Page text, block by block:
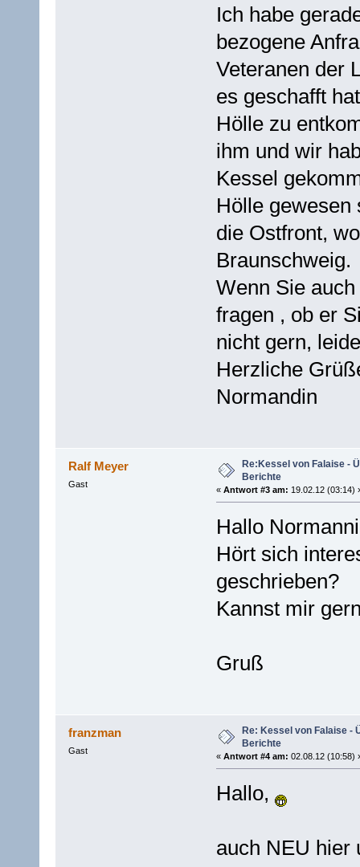
Ich habe
bezogene
Veteranen der
es geschafft
Hölle zu
ihm und wir
Kessel
Hölle
die Ostfront,
Braunschweig.
Wenn Sie
fragen , ob er
nicht gern,
Herzliche
Normandin
Ralf Meyer
Gast
Re:Kessel von Falaise -
Berichte
« Antwort #3 am: 19.02.12 (03:14)
Hallo
Hört sich
geschrieben?
Kannst mir
Gruß
franzman
Gast
Re: Kessel von Falaise -
Berichte
« Antwort #4 am: 02.08.12 (10:58)
Hallo,
auch NEU hier